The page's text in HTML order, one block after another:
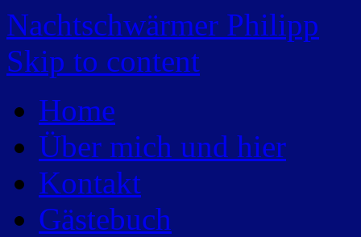
Nachtschwärmer Philipp
Skip to content
Home
Über mich und hier
Kontakt
Gästebuch